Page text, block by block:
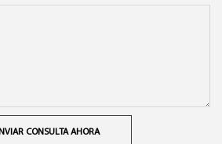
CONSULTA AHORA